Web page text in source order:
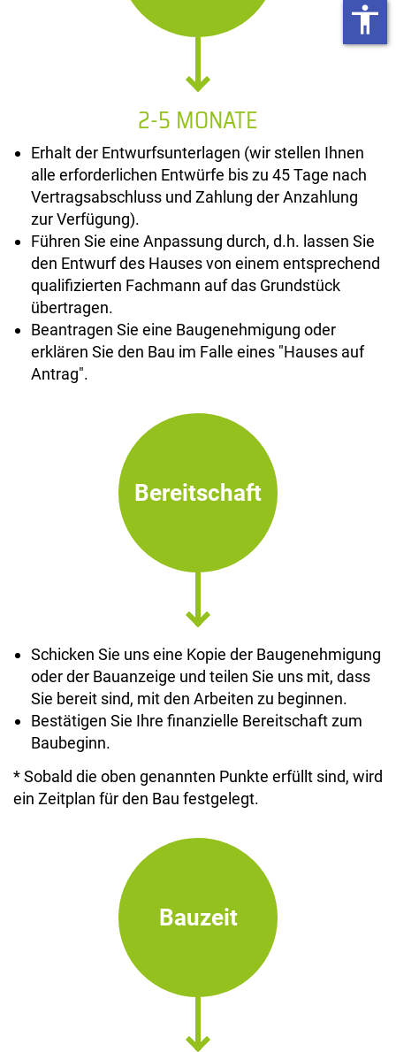
2-5 MONATE
Erhalt der Entwurfsunterlagen (wir stellen Ihnen
alle erforderlichen Entwürfe bis zu 45 Tage nach
Vertragsabschluss und Zahlung der Anzahlung
zur Verfügung).
Führen Sie eine Anpassung durch, d.h. lassen Sie
den Entwurf des Hauses von einem entsprechend
qualifizierten Fachmann auf das Grundstück
übertragen.
Beantragen Sie eine Baugenehmigung oder
erklären Sie den Bau im Falle eines "Hauses auf
Antrag".
Bereitschaft
Schicken Sie uns eine Kopie der Baugenehmigung
oder der Bauanzeige und teilen Sie uns mit, dass
Sie bereit sind, mit den Arbeiten zu beginnen.
Bestätigen Sie Ihre finanzielle Bereitschaft zum
Baubeginn.
* Sobald die oben genannten Punkte erfüllt sind, wird
ein Zeitplan für den Bau festgelegt.
Bauzeit
accessibility